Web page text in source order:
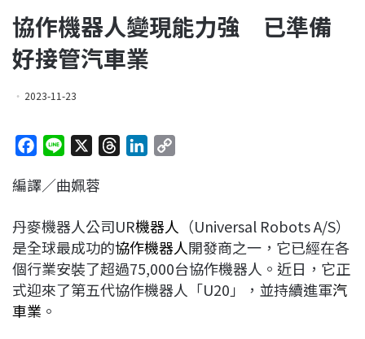
協作機器人變現能力強 已準備
好接管汽車業
2023-11-23
c
b
o
o
k
n
a
d
s
e
d
I
n
L
i
n
k
編譯／曲姵蓉
丹麥機器人公司UR機器人 （Universal Robots A/S）
是全球最成功的協作機器人開發商之一，它已經在各
個行業安裝了超過75,000台協作機器人。近日，它正
式迎來了第五代協作機器人「U20」，並持續進軍汽
車業 。